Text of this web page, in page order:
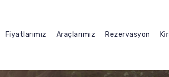
Fiyatlarımız Araçlarımız Rezervasyon